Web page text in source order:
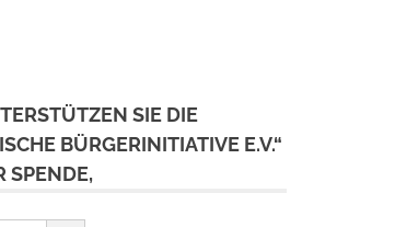
SIE DIE
BÜRGERINITIATIVE E.V.“
SPENDE,